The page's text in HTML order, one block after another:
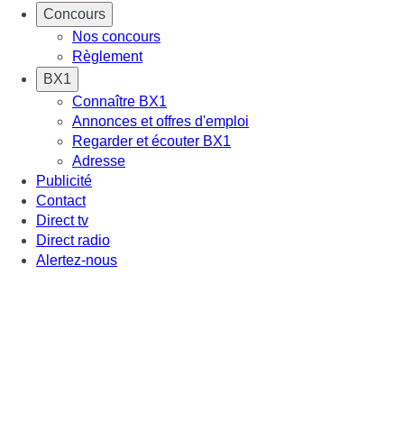
Concours
Nos concours
Règlement
BX1
Connaître BX1
Annonces et offres d'emploi
Regarder et écouter BX1
Adresse
Publicité
Contact
Direct tv
Direct radio
Alertez-nous